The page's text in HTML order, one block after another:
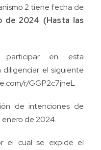
2 tiene fecha de
de 2024 (Hasta las
en esta
el siguiente
r/GGP2c7jheL
de intenciones de
enero de 2024.
el cual se expide el